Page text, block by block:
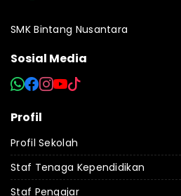
SMK Bintang Nusantara
Sosial Media
Profil
Profil Sekolah
Staf Tenaga Kependidikan
Staf Pengajar